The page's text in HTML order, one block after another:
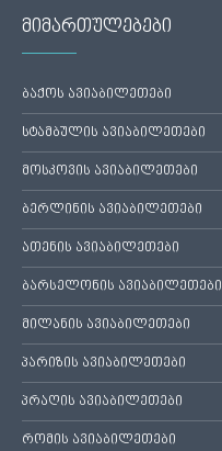
მიმართულებები
ბაქოს ავიაბილეთები
სტამბულის ავიაბილეთები
მოსკოვის ავიაბილეთები
ბერლინის ავიაბილეთები
ათენის ავიაბილეთები
ბარსელონის ავიაბილეთები
მილანის ავიაბილეთები
პარიზის ავიაბილეთები
პრაღის ავიაბილეთები
რომის ავიაბილეთები